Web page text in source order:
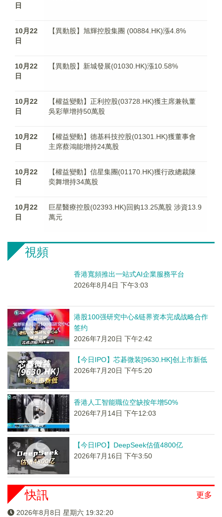
日
10月22
日
【異動股】旭輝控股集團 (00884.HK)漲4.8%
10月22
日
【異動股】新城發展(01030.HK)漲10.58%
10月22
日
【權益變動】正利控股(03728.HK)獲主席兼執董
吳彩華增持50萬股
10月22
日
【權益變動】德基科技控股(01301.HK)獲董事會
主席蔡鴻能增持24萬股
10月22
日
【權益變動】信星集團(01170.HK)獲行政總裁陳
奕舞增持34萬股
10月22
日
巨星醫療控股(02393.HK)回购13.25萬股 涉資13.9
萬元
視頻
香港寬頻推出一站式AI企業服務平台
2026年8月4日 下午3:03
港股100强研究中心&链界资本完成战略合作
签约
2026年7月20日 下午2:42
【今日IPO】芯碁微装[9630.HK]创上市新低
2026年7月20日 下午5:20
香港人工智能職位空缺按年增50%
2026年7月14日 下午12:03
【今日IPO】DeepSeek估值4800亿
2026年7月16日 下午3:50
更多
快訊
2026年8月8日 星期六 19:32:20